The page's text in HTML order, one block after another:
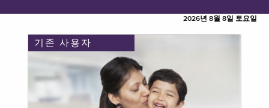
2026년 8월 8일 토요일
기존 사용자